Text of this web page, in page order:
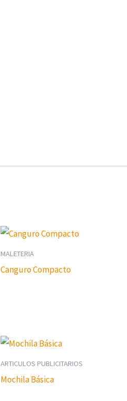
MALETERIA
Canguro Compacto
ARTICULOS PUBLICITARIOS
Mochila Básica